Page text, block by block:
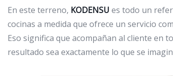
En este terreno, KODENSU es todo un
cocinas a medida que ofrece un servicio
Eso significa que acompañan al cliente en
resultado sea exactamente lo que se